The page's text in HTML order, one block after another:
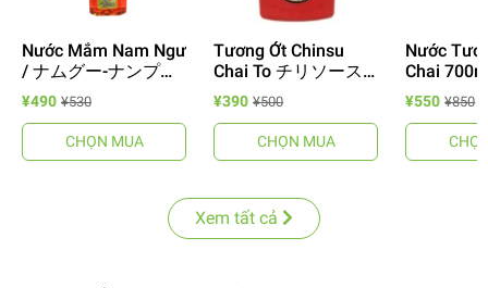
Nước Mắm Nam Ngư
/ ナムグー-ナンプラ
ー750ml
¥490 ¥530
CHỌN MUA
Tương Ớt Chinsu
Chai To チリソース
520g
¥390 ¥500
CHỌN MUA
Nước
Chai
醤油
¥550 ¥850
Xem tất cả